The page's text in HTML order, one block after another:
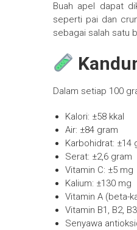
Buah apel dapat
seperti pai dan
sebagai salah satu
Dalam setiap 100
Kalori: ±58 kkal
Air: ±84 gram
Karbohidrat: ±14
Serat: ±2,6 gram
Vitamin C: ±5 mg
Kalium: ±130 mg
Vitamin A (beta-
Vitamin B1, B2, B3
Senyawa